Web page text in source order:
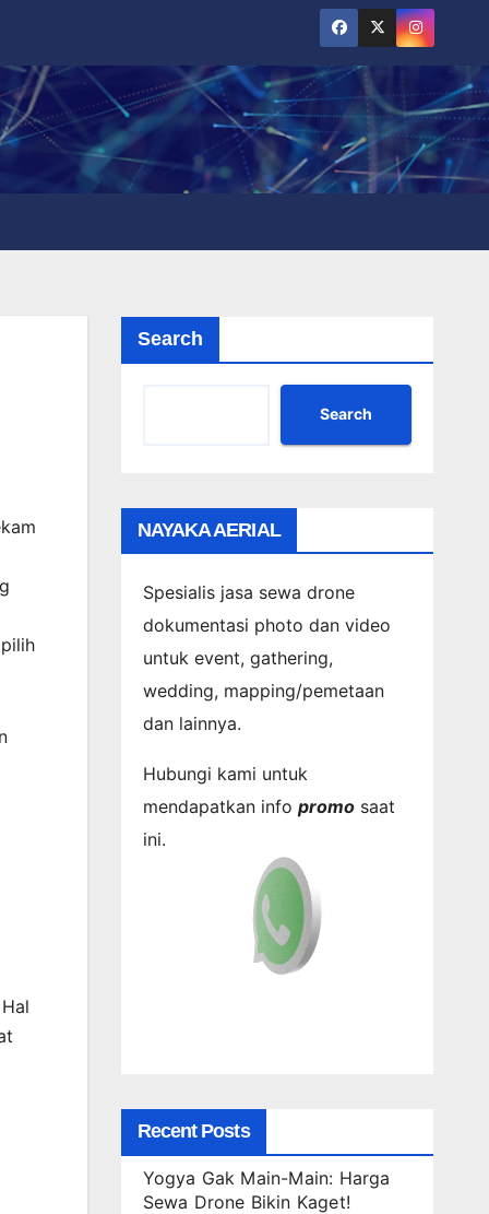
Search
Search
NAYAKA AERIAL
Spesialis jasa sewa drone
dokumentasi photo dan video
untuk event, gathering,
wedding, mapping/pemetaan
dan lainnya.
Hubungi kami untuk
mendapatkan info promosaat
ini.
Recent Posts
Yogya Gak Main-Main: Harga
Sewa Drone Bikin Kaget!